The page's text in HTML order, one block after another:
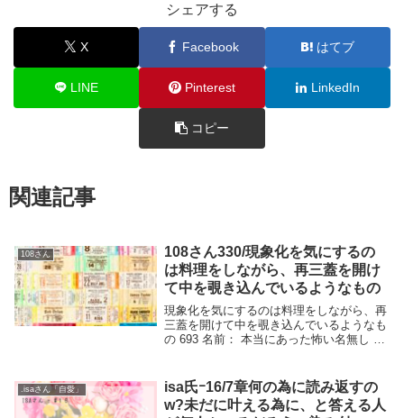
シェアする
X Facebook はてブ
LINE Pinterest LinkedIn
コピー
関連記事
108さん
108さん330/現象化を気にするの
は料理をしながら、再三蓋を開け
て中を覗き込んでいるようなもの
現象化を気にするのは料理をしながら、再
三蓋を開けて中を覗き込んでいるようなも
の 693 名前： 本当にあった怖い名無し ：
か。...
.isaさん「自愛」
isa氏ｰ16/7章何の為に読み返すの
w?未だに叶える為に、と答える人